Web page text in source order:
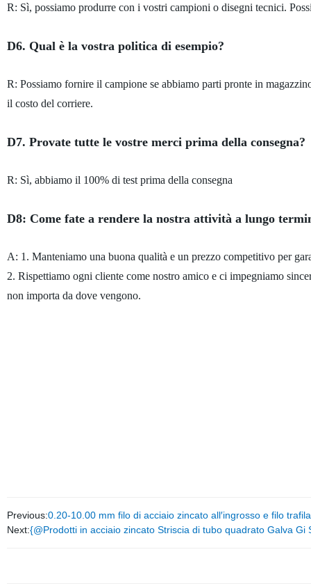
R: Sì, possiamo produrre con i vostri campioni o disegni tecnici.
D6. Qual è la vostra politica di esempio?
R: Possiamo fornire il campione se abbiamo parti pronte in
il costo del corriere.
D7. Provate tutte le vostre merci prima della consegna?
R: Sì, abbiamo il 100% di test prima della consegna
D8: Come fate a rendere la nostra attività a lungo
A: 1. Manteniamo una buona qualità e un prezzo competitivo per
2. Rispettiamo ogni cliente come nostro amico e ci impegniamo
non importa da dove vengono.
Previous:0.20-10.00 mm filo di acciaio zincato all′ingrosso e filo
Next:{@Prodotti in acciaio zincato Striscia di tubo quadrato Galva